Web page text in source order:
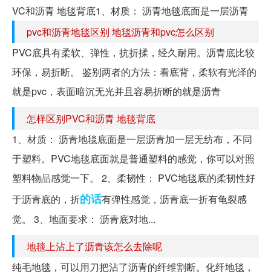
VC和沥青 地毯背底1、材质： 沥青地毯底面是一层沥青
pvc和沥青地毯区别 地毯沥青和pvc怎么区别
PVC底具有柔软、弹性，抗折揉，经久耐用。沥青底比较
环保，易折断。 鉴别两者的方法：看底背，柔软有光泽的
就是pvc，表面暗沉无光并且容易折断的就是沥青
怎样区别PVC和沥青 地毯背底
1、材质： 沥青地毯底面是一层沥青加一层无纺布，不同
于塑料。PVC地毯底面就是普通塑料的感觉，你可以对照
塑料物品感觉一下。 2、柔韧性： PVC地毯底的柔韧性好
于沥青底的，折的话有弹性感觉，沥青底一折有龟裂感
觉。 3、地面要求： 沥青底对地...
地毯上沾上了沥青该怎么去除呢
纯毛地毯，可以用刀把沾了沥青的纤维割断。化纤地毯，